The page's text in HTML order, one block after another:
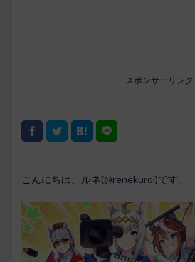
スポンサーリンク
こんにちは、ルネ(@renekuroi)です。